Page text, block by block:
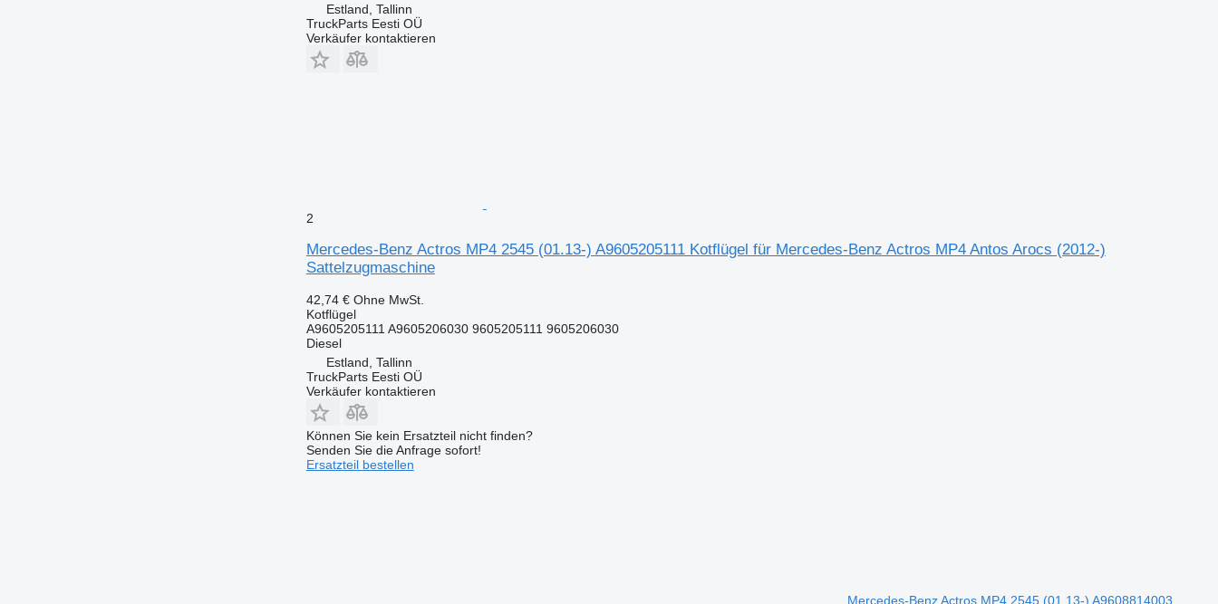
Estland, Tallinn
TruckParts Eesti OÜ
Verkäufer kontaktieren
2
Mercedes-Benz Actros MP4 2545 (01.13-) A9605205111 Kotflügel für Mercedes-Benz Actros MP4 Antos Arocs (2012-)
Sattelzugmaschine
42,74 € Ohne MwSt.
Kotflügel
A9605205111 A9605206030 9605205111 9605206030
Diesel
Estland, Tallinn
TruckParts Eesti OÜ
Verkäufer kontaktieren
Können Sie kein Ersatzteil nicht finden?
Senden Sie die Anfrage sofort!
Ersatzteil bestellen
Mercedes-Benz Actros MP4 2545 (01.13-) A9608814003